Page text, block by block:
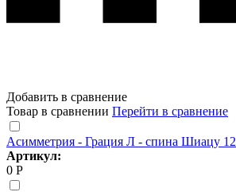
Добавить в сравнение
Товар в сравнении Перейти в сравнение
Асимметрия - Грация Л - спина Шиацу 12
Артикул:
0 Р